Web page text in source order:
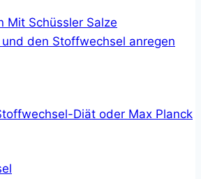
Mit Schüssler Salze
den Stoffwechsel anregen